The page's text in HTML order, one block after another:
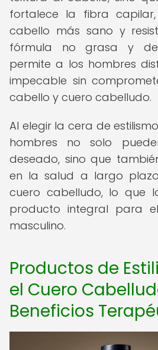
fortalece la fibra
cabello más sano y
fórmula no grasa y
permite a los hombres
impecable sin
cabello y cuero cabelludo.
Al elegir la cera de
hombres no solo
deseado, sino que
en la salud a largo
cuero cabelludo, lo que
producto integral para
masculino.
Productos de
el Cuero
Beneficios